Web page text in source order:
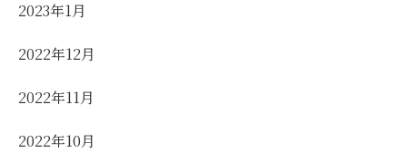
2023年1月
2022年12月
2022年11月
2022年10月